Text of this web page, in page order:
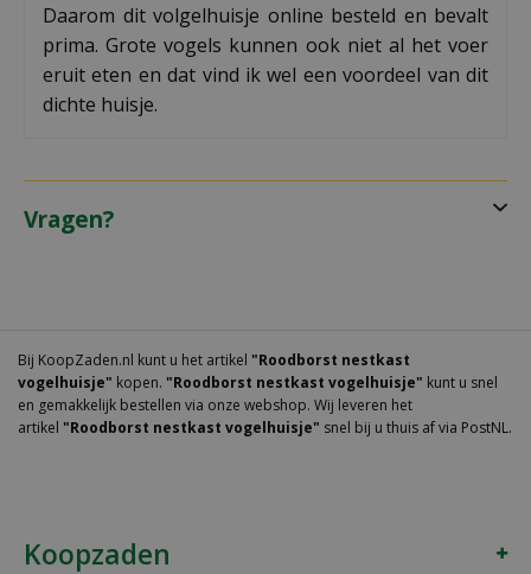
Daarom dit volgelhuisje online besteld en bevalt
prima. Grote vogels kunnen ook niet al het voer
eruit eten en dat vind ik wel een voordeel van dit
dichte huisje.
Vragen?
Bij KoopZaden.nl kunt u het artikel "Roodborst nestkast
vogelhuisje" kopen. "Roodborst nestkast vogelhuisje" kunt u snel
en gemakkelijk bestellen via onze webshop. Wij leveren het
artikel "Roodborst nestkast vogelhuisje" snel bij u thuis af via PostNL.
Koopzaden